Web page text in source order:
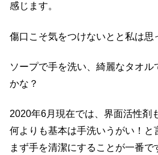
感じます。
傷口こそ気をつけないとと私は思
ソープで手を洗い、綺麗なタオ
かな？
2020年6月現在では、界面活性剤
何よりも基本は手洗いうがい！と
まず手を清潔にすることが一番で